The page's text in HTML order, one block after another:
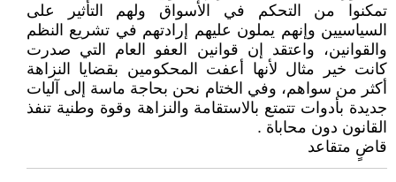
تمكنوا من التحكم في الأسواق ولهم التأثير على
السياسيين وإنهم يملون عليهم إرادتهم في تشريع النظم
والقوانين، واعتقد إن قوانين العفو العام التي صدرت
كانت خير مثال لأنها أعفت المحكومين بقضايا النزاهة
أكثر من سواهم، وفي الختام نحن بحاجة ماسة إلى آليات
جديدة بأدوات تتمتع بالاستقامة والنزاهة وقوة وطنية تنفذ
القانون دون محاباة .
قاضٍ متقاعد